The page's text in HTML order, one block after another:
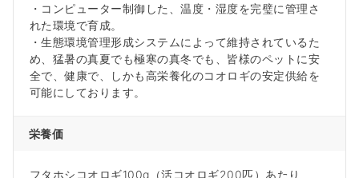
・コンピューター制御した、温度・湿度を完璧に管理さ
れた環境で育成。
・生態環境管理形成システムによって維持されているた
め、猛暑の真夏でも極寒の真冬でも、皆様のペットに安
全で、健康で、しかも高栄養化のコオロギの安定供給を
可能にしております。
栄養価
フタホシコオロギ100g（活コオロギ200匹）あたり